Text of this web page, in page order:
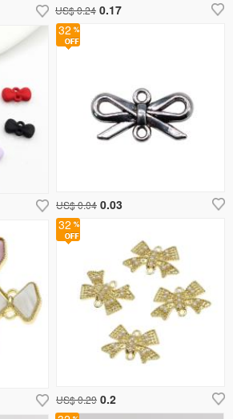
US$ 0.24 0.17
32
US$ 0.04 0.03
32
US$ 0.29 0.2